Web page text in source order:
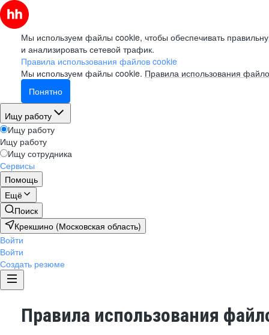
Мы используем файлы cookie, чтобы обеспечивать
и анализировать сетевой трафик.
Правила использования файлов cookie
Мы используем файлы cookie. Правила использования
Понятно
Ищу работу
Ищу работу
Ищу работу
Ищу сотрудника
Сервисы
Помощь
Ещё
Поиск
Крекшино (Московская область)
Войти
Войти
Создать резюме
Правила использования